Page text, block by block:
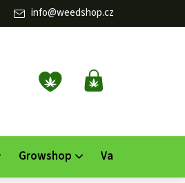
info@weedshop.cz
NÁKUPNÍ
KOŠÍK
Growshop Vaporizéry